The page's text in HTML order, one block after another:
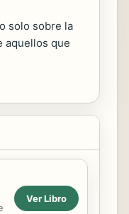
solo sobre la
aquellos que
Ver Libro